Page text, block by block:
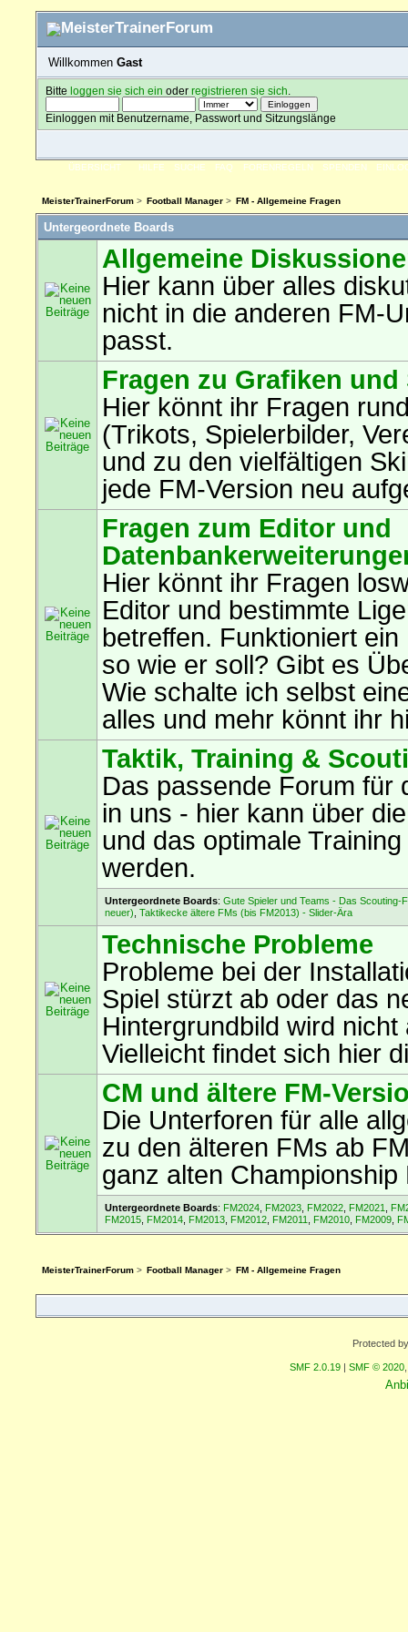
Willkommen Gast
Bitteloggen sie sich ein oderregistrieren sie sich
Einloggen mit Benutzername, Passwort und Sitzungslänge
ÜBERSICHT HILFE SUCHE FAQ FORENREGELN SPENDEN
MeisterTrainerForum> Football Manager> FM - Allgemeine Fragen
Untergeordnete Boards
Allgemeine
Hier kann über alles
nicht in die anderen FM-
passt.
Fragen zu Grafiken und
Hier könnt ihr Fragen
(Trikots, Spielerbilder,
und zu den vielfältigen
jede FM-Version neu
Fragen zum Editor und
Hier könnt ihr Fragen
Editor und bestimmte
betreffen. Funktioniert
so wie er soll? Gibt es
Wie schalte ich selbst
alles und mehr könnt ihr
Taktik, Training &
Das passende Forum für
in uns - hier kann über
und das optimale
werden.
Untergeordnete Boards: Gute Spieler und Teams - Das Scouting-
neuer) Taktikecke ältere FMs (bis FM2013) - Slider-Ära
Technische Probleme
Probleme bei der
Spiel stürzt ab oder das
Hintergrundbild wird nicht
Vielleicht findet sich hier
CM und ältere FM-
Die Unterforen für alle
zu den älteren FMs ab
ganz alten Championship
Untergeordnete Boards: FM2024, FM2023, FM2022, FM2021
FM2015, FM2014, FM2013, FM2012, FM2011 FM2010, FM2009,
MeisterTrainerForum> Football Manager> FM - Allgemeine Fragen
Protected
SMF 2.0.19 SMF © 2020